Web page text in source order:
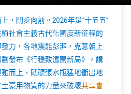
，闊步向前。2026年是“十五五”
社會主義古代化國度新征程的
力，各地震能彭湃，克意朝上
發布《行穩致遠開新局》，講
而上、砥礪張水瓶猛地衝出地
豪用物質的力量來破壞共享會